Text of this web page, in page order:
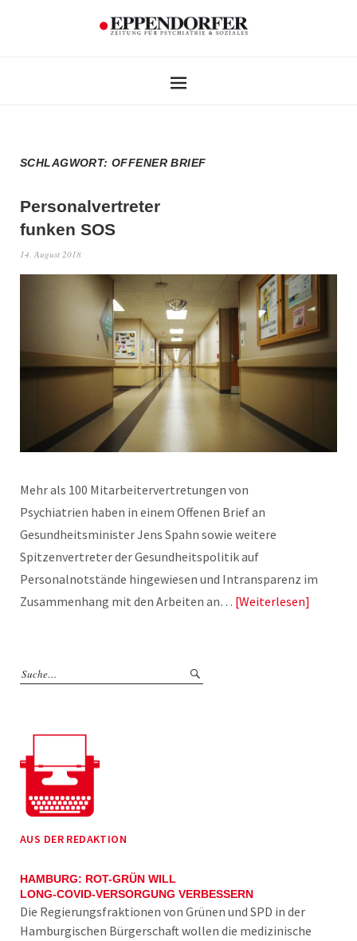
SCHLAGWORT:OFFENER BRIEF
Personalvertreter
funken SOS
14. August 2018
Mehr als 100 Mitarbeitervertretungen von
Psychiatrien haben in einem Offenen Brief an
Gesundheitsminister Jens Spahn sowie weitere
Spitzenvertreter der Gesundheitspolitik auf
Personalnotstände hingewiesen und Intransparenz im
Zusammenhang mit den Arbeiten an… Weiterlesen
AUS DER REDAKTION
HAMBURG: ROT-GRÜN WILL
LONG-COVID-VERSORGUNG VERBESSERN
Die Regierungsfraktionen von Grünen und SPD in der
Hamburgischen Bürgerschaft wollen die medizinische